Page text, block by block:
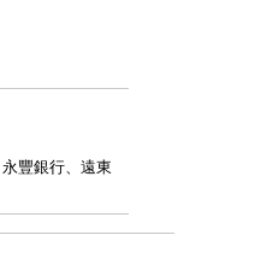
豐銀行、遠東